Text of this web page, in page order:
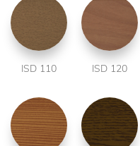
ISD 110 ISD 120